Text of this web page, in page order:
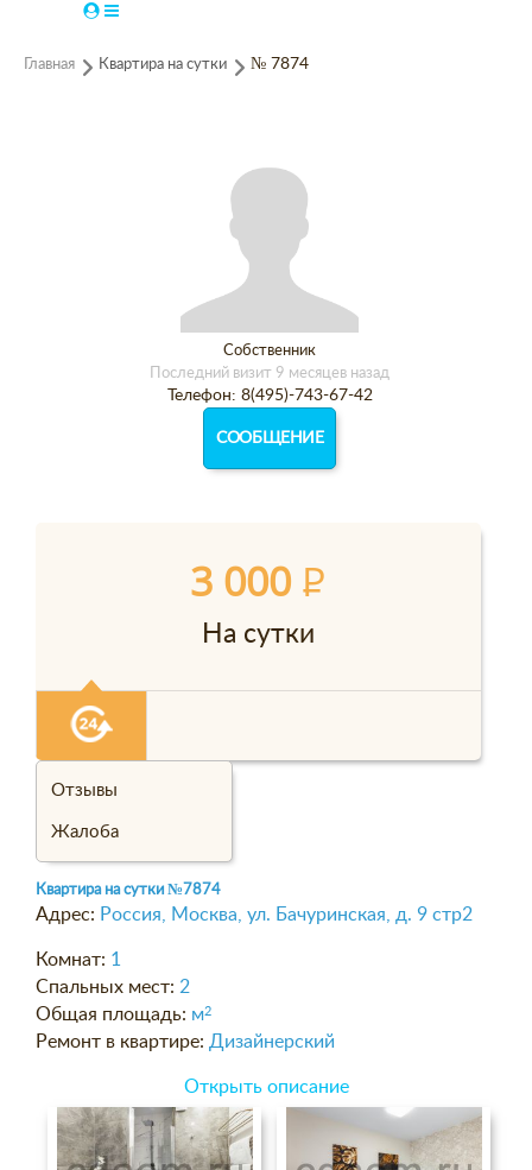
Главная Квартира на сутки № 7874
Собственник
Последний визит 9 месяцев назад
Телефон: 8(495)-743-67-42
СООБЩЕНИЕ
3 000P
На сутки
Отзывы
Жалоба
Квартира на сутки №7874
Адрес: Россия, Москва, ул. Бачуринская, д. 9 стр2
Комнат: 1
Спальных мест: 2
Общая площадь: м2
Ремонт в квартире: Дизайнерский
Открыть описание